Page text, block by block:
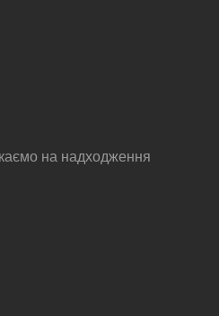
на надходження